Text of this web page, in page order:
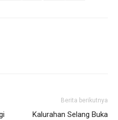
Berita berikutnya
Kalurahan Selang Buka